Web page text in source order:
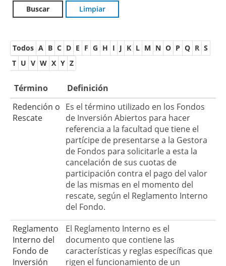
Todos A B C D E F G H I J K L M N O P Q R S
T U V W X Y Z
Término
Definición
Redención o
Rescate
Es el término utilizado en los Fondos
de Inversión Abiertos para hacer
referencia a la facultad que tiene el
partícipe de presentarse a la Gestora
de Fondos para solicitarle a esta la
cancelación de sus cuotas de
participación contra el pago del valor
de las mismas en el momento del
rescate, según el Reglamento Interno
del Fondo.
Reglamento
Interno del
Fondo de
Inversión
El Reglamento Interno es el
documento que contiene las
características y reglas específicas que
rigen el funcionamiento de un